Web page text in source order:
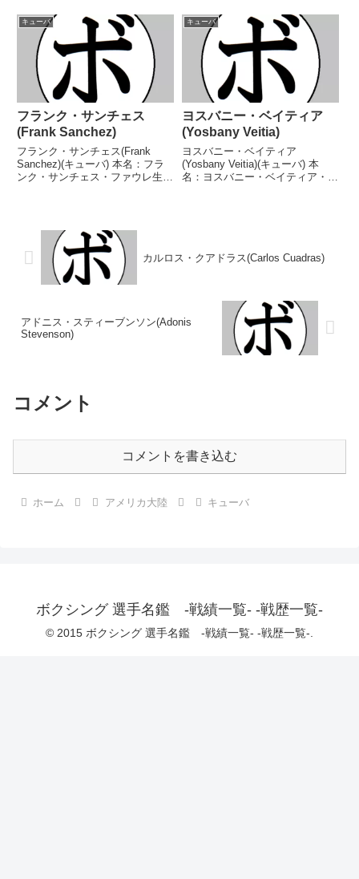
バ戦績：34戦28勝(12KO)6
敗 【獲得タイトル】2005年度キ
ューバ選手権ライト級優勝(ア
マ...
ューバ戦績：45戦38勝(22KO)6敗
1分 【獲得タイトル】1989年度ジ
ュニア世界選手権バンタム...
キューバ
フランク・サンチェス
(Frank Sanchez)
フランク・サンチェス(Frank
Sanchez)(キューバ) 本名：フラ
ンク・サンチェス・ファウレ生年
NABO北米ヘビー級王座WBC米
キューバ
ヨスバニー・ベイティア
(Yosbany Veitia)
ヨスバニー・ベイティア
(Yosbany Veitia)(キューバ) 本
名：ヨスバニー・ベイティア・ソ
カルロス・クアドラス(Carlos Cuadras)
アドニス・スティーブンソン(Adonis
Stevenson)
コメント
コメントを書き込む
ホーム アメリカ大陸 キューバ
ボクシング 選手名鑑 -戦績一覧- -戦歴一覧-
© 2015 ボクシング 選手名鑑 -戦績一覧- -戦歴一覧-.